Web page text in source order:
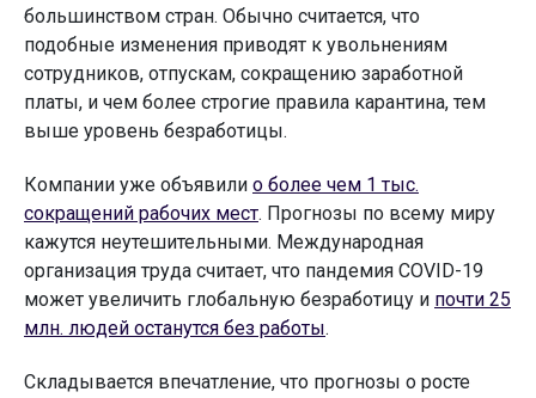
большинством стран. Обычно считается, что
подобные изменения приводят к увольнениям
сотрудников, отпускам, сокращению заработной
платы, и чем более строгие правила карантина, тем
выше уровень безработицы.
Компании уже объявили о более чем 1 тыс.
сокращений рабочих мест. Прогнозы по всему миру
кажутся неутешительными. Международная
организация труда считает, что пандемия COVID-19
может увеличить глобальную безработицу и почти 25
млн. людей останутся без работы.
Складывается впечатление, что прогнозы о росте